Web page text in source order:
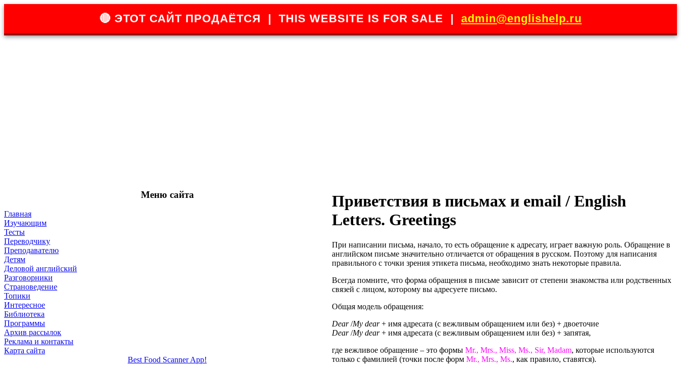
🔴 ЭТОТ САЙТ ПРОДАЁТСЯ | THIS WEBSITE IS FOR SALE | admin@englishelp.ru
Меню сайта
Главная
Изучающим
Тесты
Переводчику
Преподавателю
Детям
Деловой английский
Разговорники
Страноведение
Топики
Интересное
Библиотека
Программы
Архив рассылок
Реклама и контакты
Карта сайта
Best Food Scanner App!
Приветствия в письмах и email / English
Letters. Greetings
При написании письма, начало, то есть обращение к адресату, играет важную роль. Обращение в
английском письме значительно отличается от обращения в русском. Поэтому для написания
правильного с точки зрения этикета письма, необходимо знать некоторые правила.
Всегда помните, что форма обращения в письме зависит от степени знакомства или родственных
связей с лицом, которому вы адресуете письмо.
Общая модель обращения:
Dear/My dear+ имя адресата (с вежливым обращением или без) + двоеточие
Dear/My dear+ имя адресата (с вежливым обращением или без) + запятая,
где вежливое обращение – это формы Mr., Mrs., Miss, Ms., Sir, Madam, которые используются
только с фамилией (точки после форм Mr., Mrs., Ms., как правило, ставятся).